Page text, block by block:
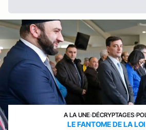
A LA UNE›DÉCRYPTAGES›
LE FANTOME DE LA